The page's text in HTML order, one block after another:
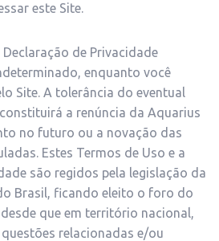
este Site.
de Privacidade
enquanto você
Site. A tolerância do eventual
a renúncia da Aquarius
no futuro ou a novação das
Estes Termos de Uso e a
são regidos pela legislação da
Brasil, ficando eleito o foro do
que em território nacional,
relacionadas e/ou